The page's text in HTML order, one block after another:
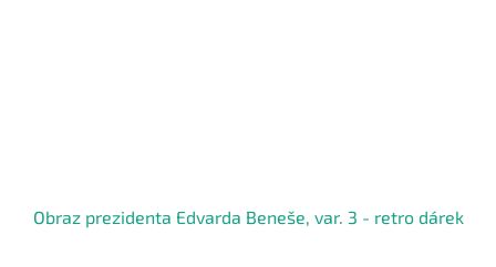
Obraz prezidenta Edvarda Beneše, var. 3 - retro dárek